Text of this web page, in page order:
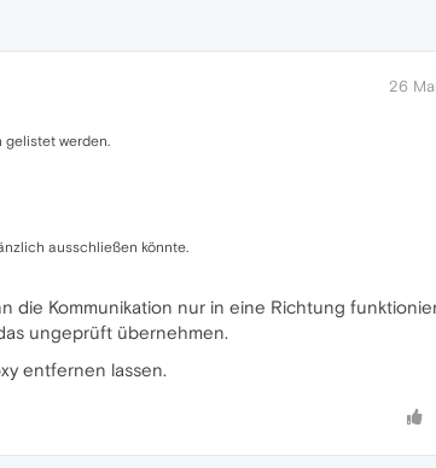
26
gelistet werden.
ausschließen könnte.
die Kommunikation nur in eine Richtung
ungeprüft übernehmen.
entfernen lassen.